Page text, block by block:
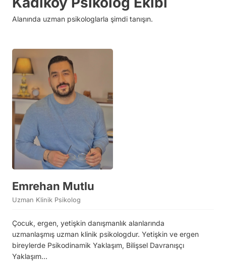
Alanında uzman psikologlarla şimdi tanışın.
Emrehan Mutlu
Uzman Klinik Psikolog
Çocuk, ergen, yetişkin danışmanlık alanlarında
uzmanlaşmış uzman klinik psikologdur. Yetişkin ve ergen
bireylerde Psikodinamik Yaklaşım, Bilişsel Davranışçı
Yaklaşım…